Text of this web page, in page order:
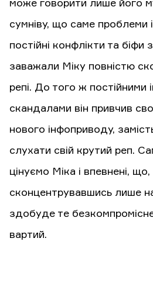
може говорити лише його
сумніву, що саме проблеми
постійні конфлікти та біфи
заважали Міку повністю
репі. До того ж постійними
скандалами він привчив
нового інфоприводу,
слухати свій крутий реп.
цінуємо Міка і впевнені, що,
сконцентрувавшись лише
здобуде те
вартий.